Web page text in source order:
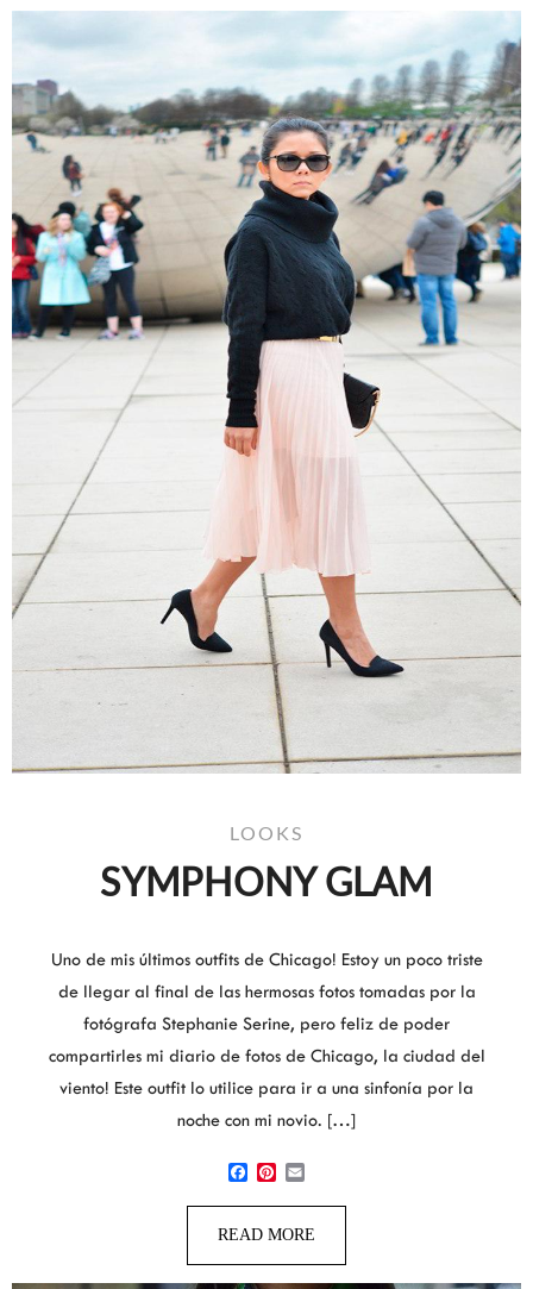
LOOKS
SYMPHONY GLAM
Uno de mis últimos outfits de Chicago! Estoy un poco triste
de llegar al final de las hermosas fotos tomadas por la
fotógrafa Stephanie Serine, pero feliz de poder
compartirles mi diario de fotos de Chicago, la ciudad del
viento! Este outfit lo utilice para ir a una sinfonía por la
noche con mi novio. […]
READ MORE